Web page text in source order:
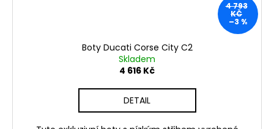
4 793
KČ
–3 %
Boty Ducati Corse City C2
Skladem
4 616 Kč
DETAIL